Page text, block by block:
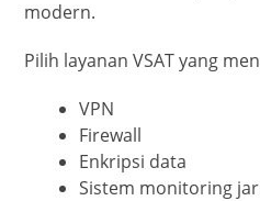
modern.
Pilih layanan VSAT yang
VPN
Firewall
Enkripsi data
Sistem monitoring